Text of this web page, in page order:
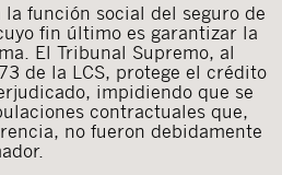
función social del seguro de
fin último es garantizar la
El Tribunal Supremo, al
de la LCS, protege el crédito
impidiendo que se
contractuales que,
no fueron debidamente